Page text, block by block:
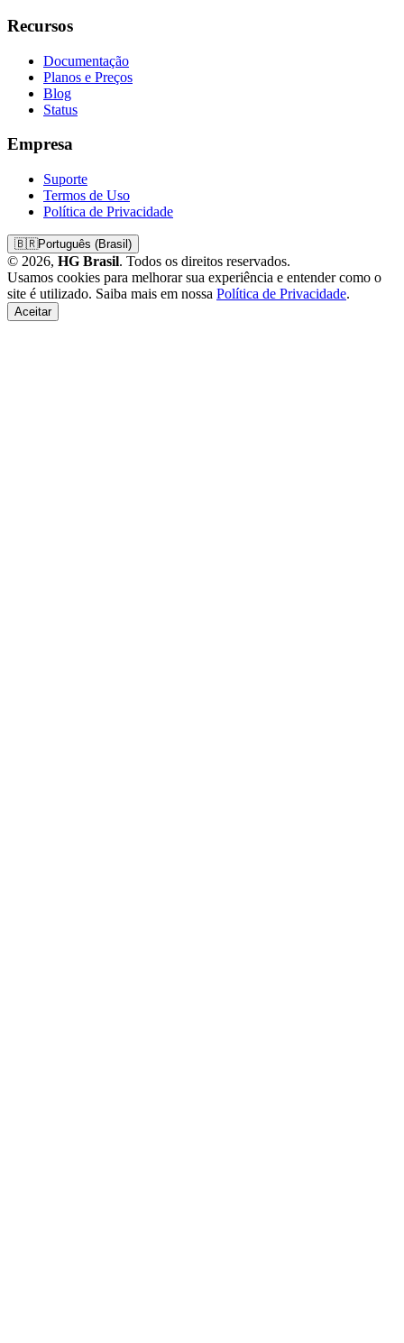
Recursos
Documentação
Planos e Preços
Blog
Status
Empresa
Suporte
Termos de Uso
Política de Privacidade
🇧🇷Português (Brasil)
© 2026, HG Brasil. Todos os direitos reservados.
Usamos cookies para melhorar sua experiência e entender como o
site é utilizado. Saiba mais em nossa Política de Privacidade.
Aceitar